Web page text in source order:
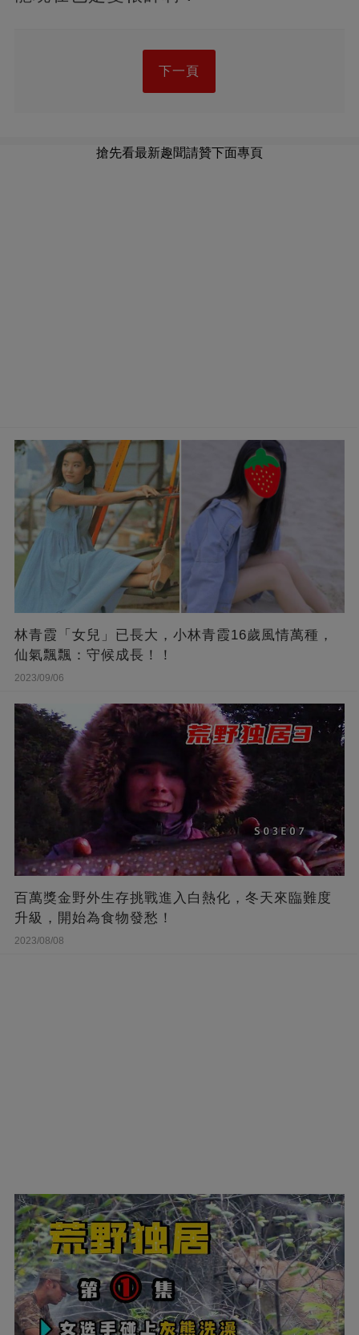
下一頁
搶先看最新趣聞請贊下面專頁
林青霞「女兒」已長大，小林青霞16歲風情萬種，
仙氣飄飄：守候成長！！
2023/09/06
百萬獎金野外生存挑戰進入白熱化，冬天來臨難度
升級，開始為食物發愁！
2023/08/08